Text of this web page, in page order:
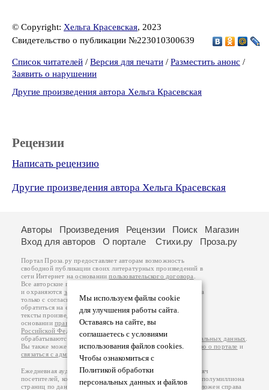
© Copyright: Хельга Красевская, 2023
Свидетельство о публикации №223010300639
Список читателей / Версия для печати / Разместить анонс /
Заявить о нарушении
Другие произведения автора Хельга Красевская
Рецензии
Написать рецензию
Другие произведения автора Хельга Красевская
Мы используем файлы cookie
для улучшения работы сайта.
Оставаясь на сайте, вы
соглашаетесь с условиями
использования файлов cookies.
Чтобы ознакомиться с
Политикой обработки
персональных данных и файлов
Авторы Произведения Рецензии Поиск
Магазин
Вход для авторов
О портале Стихи.ру Проза.ру
Портал Проза.ру предоставляет авторам возможность
свободной публикации своих литературных произведений в
сети Интернет на основаниипользовательского договора
Все авторские права на произведения принадлежат авторам
и охраняются законом
. Перепечатка произведений возможна
только с согласия его автора, к которому вы можете
обратиться на его авторской странице. Ответственность за
тексты произведений авторы несут самостоятельно на
основанииправил публикацииизаконодательства
Российской Федерации
обрабатываются на основанииПолитики обработки персональных данных
Вы также можете посмотреть более подробнуюинформацию о портале и
связаться с администрацией
Ежедневная аудитория портала Проза.ру – порядка 100 тысяч
посетителей, которые в общей сумме просматривают более полумиллиона
страниц по данным счетчика посещаемости, который расположен справа